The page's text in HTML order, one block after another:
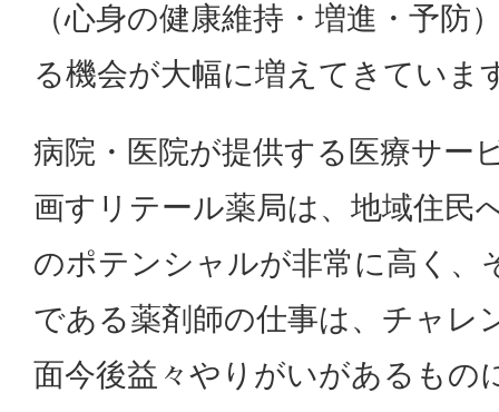
（心身の健康維持・増進・予防
る機会が大幅に増えてきていま
病院・医院が提供する医療サー
画すリテール薬局は、地域住民
のポテンシャルが非常に高く、
である薬剤師の仕事は、チャレ
面今後益々やりがいがあるもの